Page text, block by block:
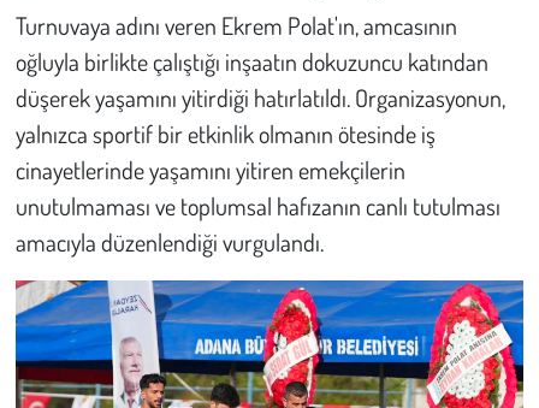
Turnuvaya adını veren Ekrem Polat'ın, amcasının
oğluyla birlikte çalıştığı inşaatın dokuzuncu katından
düşerek yaşamını yitirdiği hatırlatıldı. Organizasyonun,
yalnızca sportif bir etkinlik olmanın ötesinde iş
cinayetlerinde yaşamını yitiren emekçilerin
unutulmaması ve toplumsal hafızanın canlı tutulması
amacıyla düzenlendiği vurgulandı.